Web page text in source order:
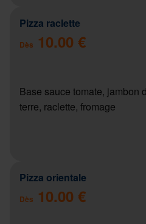
Pizza raclette
Dès 10.00 €
Base sauce tomate, jambon
terre, raclette, fromage
Pizza orientale
Dès 10.00 €